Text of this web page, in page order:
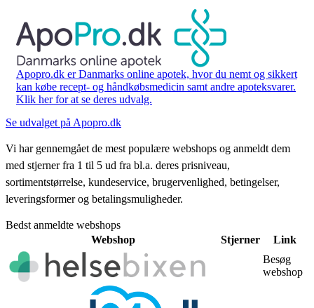
Apopro.dk er Danmarks online apotek, hvor du nemt og sikkert
kan købe recept- og håndkøbsmedicin samt andre apoteksvarer.
Klik her for at se deres udvalg.
Se udvalget på Apopro.dk
Vi har gennemgået de mest populære webshops og anmeldt dem
med stjerner fra 1 til 5 ud fra bl.a. deres prisniveau,
sortimentstørrelse, kundeservice, brugervenlighed, betingelser,
leveringsformer og betalingsmuligheder.
Bedst anmeldte webshops
Webshop
Stjerner
Link
Besøg
webshop